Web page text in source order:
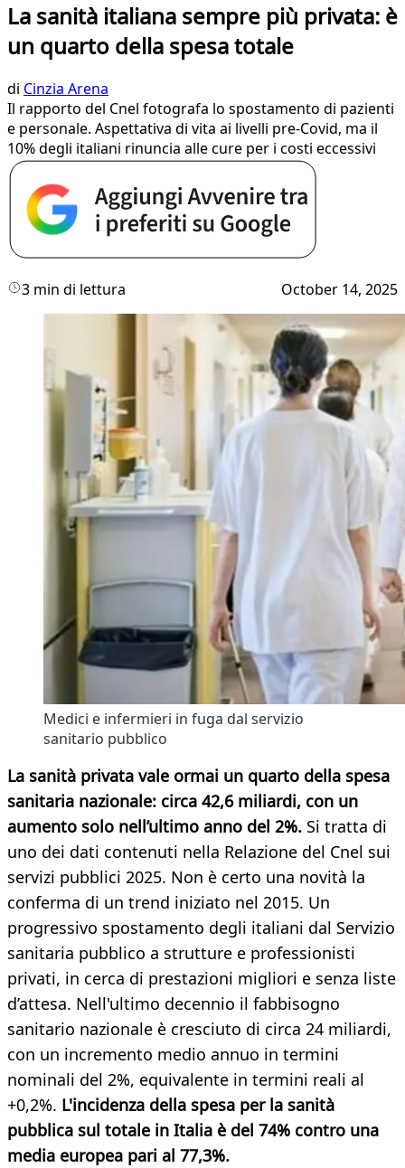
La sanità italiana sempre più privata: è
un quarto della spesa totale
di Cinzia Arena
Il rapporto del Cnel fotografa lo spostamento di pazienti
e personale. Aspettativa di vita ai livelli pre-Covid, ma il
10% degli italiani rinuncia alle cure per i costi eccessivi
3 min di lettura October 14, 2025
Medici e infermieri in fuga dal servizio
sanitario pubblico
La sanità privata vale ormai un quarto della spesa
sanitaria nazionale: circa 42,6 miliardi, con un
aumento solo nell’ultimo anno del 2%. Si tratta di
uno dei dati contenuti nella Relazione del Cnel sui
servizi pubblici 2025. Non è certo una novità la
conferma di un trend iniziato nel 2015. Un
progressivo spostamento degli italiani dal Servizio
sanitaria pubblico a strutture e professionisti
privati, in cerca di prestazioni migliori e senza liste
d’attesa. Nell'ultimo decennio il fabbisogno
sanitario nazionale è cresciuto di circa 24 miliardi,
con un incremento medio annuo in termini
nominali del 2%, equivalente in termini reali al
+0,2%. L'incidenza della spesa per la sanità
pubblica sul totale in Italia è del 74% contro una
media europea pari al 77,3%.